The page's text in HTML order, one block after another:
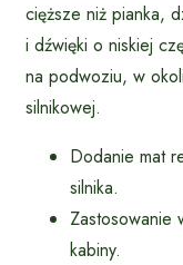
cięższe niż pianka,
i dźwięki o niskiej
na podwoziu, w
silnikowej.
Dodanie mat
silnika.
Zastosowanie
kabiny.